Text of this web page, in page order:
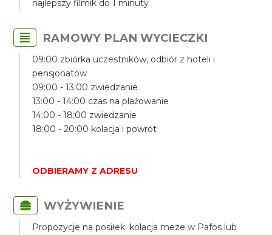
najlepszy filmik do 1 minuty
RAMOWY PLAN WYCIECZKI
09:00 zbiórka uczestników, odbiór z hoteli i
pensjonatów
09:00 - 13:00 zwiedzanie
13:00 - 14:00 czas na plażowanie
14:00 - 18:00 zwiedzanie
18:00 - 20:00 kolacja i powrót
ODBIERAMY Z ADRESU
WYŻYWIENIE
Propozycje na posiłek: kolacja meze w Pafos lub